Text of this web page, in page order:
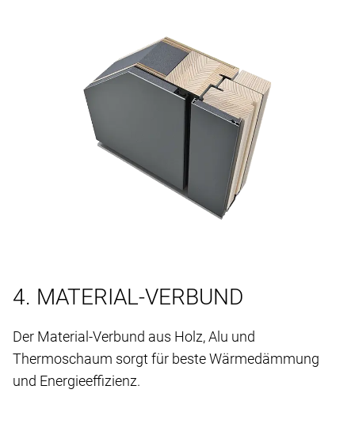
4. MATERIAL-VERBUND
Der Material-Verbund aus Holz, Alu und
Thermoschaum sorgt für beste Wärmedämmung
und Energieeffizienz.